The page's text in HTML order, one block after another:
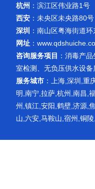
杭州 ：滨江区伟业
西安 ：未央区未央
深圳
：南山区粤海街道
网址 ：
咨询服务项目 ： 消毒产品
室检测
、无负压供水设
服务城市 ：上海,深圳,重
明,南宁,拉萨,杭州,南昌,
州,镇江,安阳,鹤壁,济源,
山,六安,马鞍山,宿州,铜